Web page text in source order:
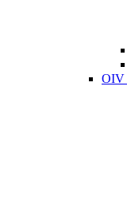
OIV